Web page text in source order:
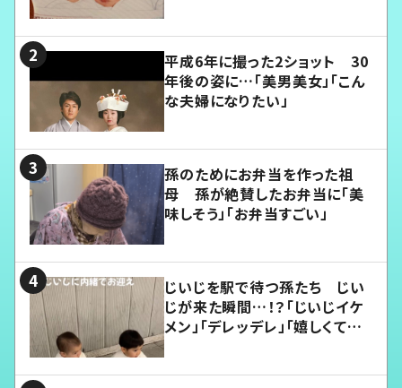
平成6年に撮った2ショット 30
年後の姿に…「美男美女」「こん
な夫婦になりたい」
孫のためにお弁当を作った祖
母 孫が絶賛したお弁当に「美
味しそう」「お弁当すごい」
じいじを駅で待つ孫たち じい
じが来た瞬間…！？「じいじイケ
メン」「デレッデレ」「嬉しくて可